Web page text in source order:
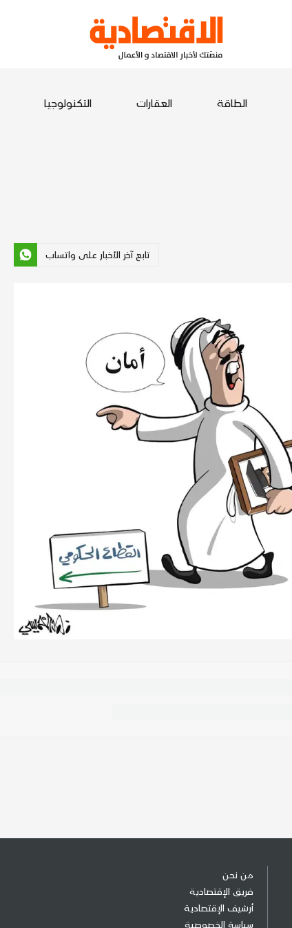
الطاقة العقارات التكنولوجيا
تابع آخر الأخبار على واتساب
من نحن
فريق الإقتصادية
أرشيف الإقتصادية
سياسة الخصوصية